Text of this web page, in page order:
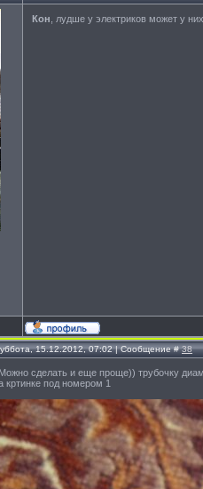
Кон , лудше у электриков может у
15.12.2012, 07:02 | Сообщение #38
Можно сделать и еще проще)) трубочку
кртинке под номером 1